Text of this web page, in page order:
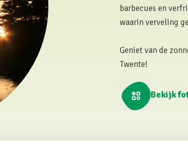
barbecues en
waarin verveling
Geniet van de
Twente!
Bekijk